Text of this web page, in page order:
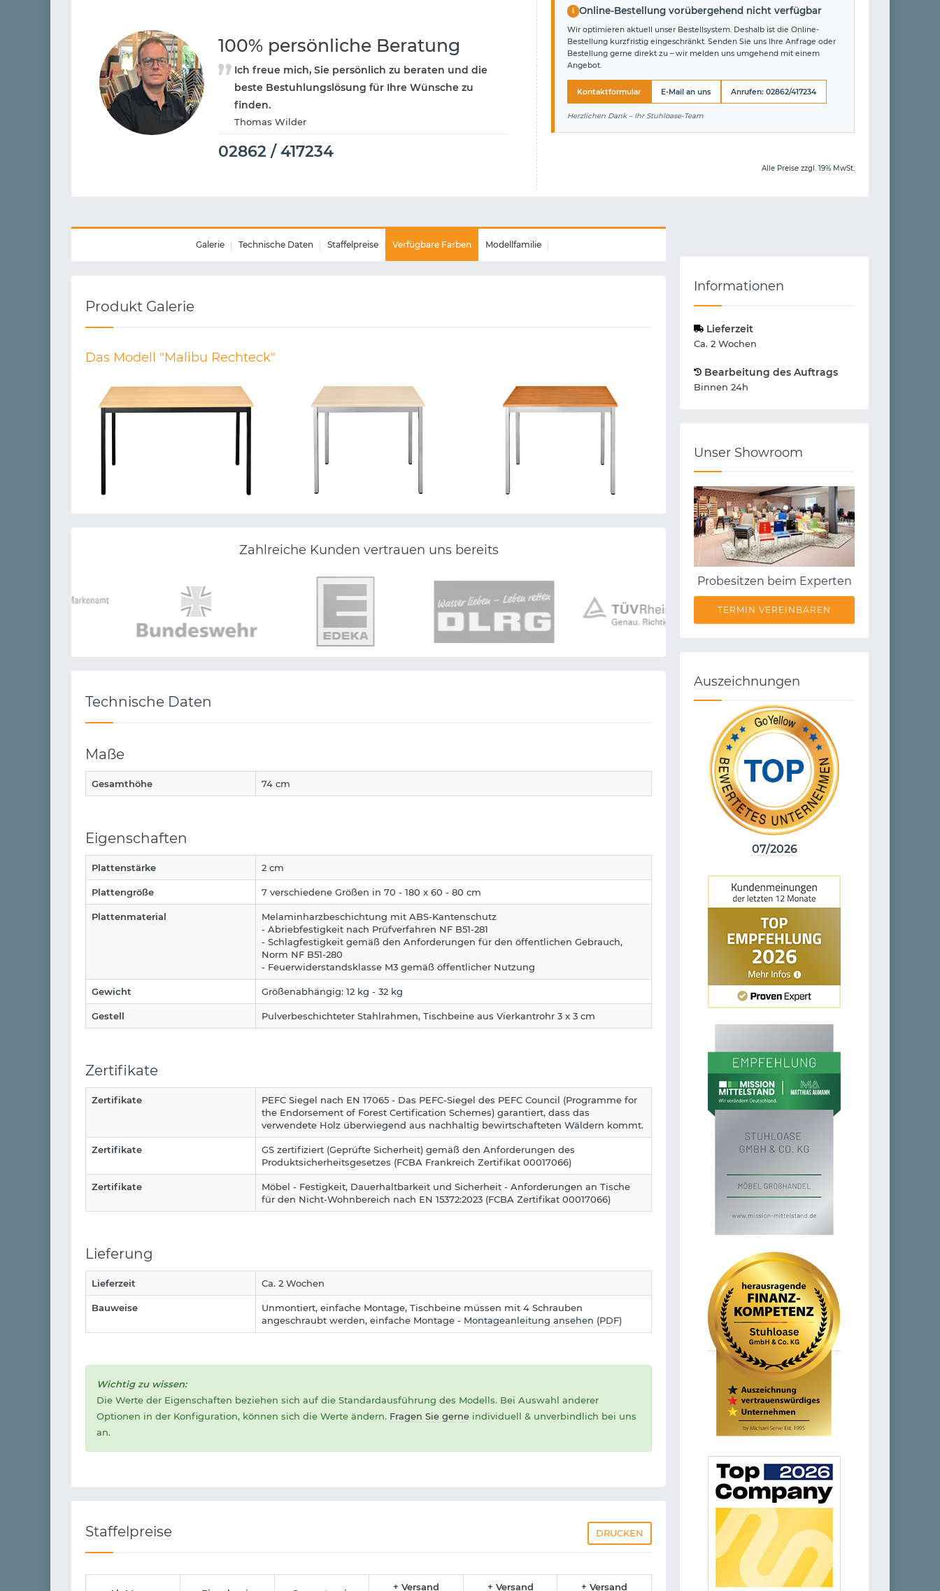
100% persönliche Beratung
Ich freue mich, Sie persönlich zu beraten und die
beste Bestuhlungslösung für Ihre Wünsche zu
finden.
Thomas Wilder
02862 / 417234
i Online-Bestellung vorübergehend nicht verfügbar
Wir optimieren aktuell unser Bestellsystem. Deshalb ist die Online-
Bestellung kurzfristig eingeschränkt. Senden Sie uns Ihre Anfrage oder
Bestellung gerne direkt zu – wir melden uns umgehend mit einem
Angebot.
Kontaktformular E-Mail an uns Anrufen: 02862/417234
Herzlichen Dank – Ihr Stuhloase-Team
Alle Preise zzgl. 19% MwSt.
Galerie Technische Daten Staffelpreise Verfügbare Farben Modellfamilie
Produkt Galerie
Das Modell "Malibu Rechteck"
Zahlreiche Kunden vertrauen uns bereits
Technische Daten
Maße
Gesamthöhe 74 cm
Eigenschaften
Plattenstärke 2 cm
Plattengröße 7 verschiedene Größen in 70 - 180 x 60 - 80 cm
Plattenmaterial
Melaminharzbeschichtung mit ABS-Kantenschutz
- Abriebfestigkeit nach Prüfverfahren NF B51-281
- Schlagfestigkeit gemäß den Anforderungen für den öffentlichen Gebrauch,
Norm NF B51-280
- Feuerwiderstandsklasse M3 gemäß öffentlicher Nutzung
Gewicht Größenabhängig: 12 kg - 32 kg
Gestell Pulverbeschichteter Stahlrahmen, Tischbeine aus Vierkantrohr 3 x 3 cm
Zertifikate
Zertifikate
PEFC Siegel nach EN 17065 - Das PEFC-Siegel des PEFC Council (Programme for
the Endorsement of Forest Certification Schemes) garantiert, dass das
verwendete Holz überwiegend aus nachhaltig bewirtschafteten Wäldern kommt.
Zertifikate
GS zertifiziert (Geprüfte Sicherheit) gemäß den Anforderungen des
Produktsicherheitsgesetzes (FCBA Frankreich Zertifikat 00017066)
Zertifikate
Möbel - Festigkeit, Dauerhaltbarkeit und Sicherheit - Anforderungen an Tische
für den Nicht-Wohnbereich nach EN 15372:2023 (FCBA Zertifikat 00017066)
Lieferung
Lieferzeit Ca. 2 Wochen
Bauweise
Unmontiert, einfache Montage, Tischbeine müssen mit 4 Schrauben
angeschraubt werden, einfache Montage - Montageanleitung ansehen (PDF)
Wichtig zu wissen:
Die Werte der Eigenschaften beziehen sich auf die Standardausführung des Modells. Bei Auswahl anderer
Optionen in der Konfiguration, können sich die Werte ändern. Fragen Sie gerne individuell & unverbindlich bei uns
an.
Staffelpreise DRUCKEN
+ Versand + Versand + Versand
Informationen
Lieferzeit
Ca. 2 Wochen
Bearbeitung des Auftrags
Binnen 24h
Unser Showroom
Probesitzen beim Experten
TERMIN VEREINBAREN
Auszeichnungen
07/2026